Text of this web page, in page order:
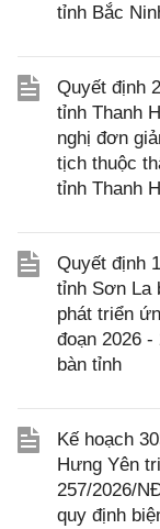
tỉnh Bắc
Quyết định
tỉnh Thanh
nghị đơn
tịch thuộc
tỉnh Thanh
Quyết định
tỉnh Sơn La
phát triển
đoạn 2026
bàn tỉnh
Kế hoạch
Hưng Yên
257/2026/
quy định